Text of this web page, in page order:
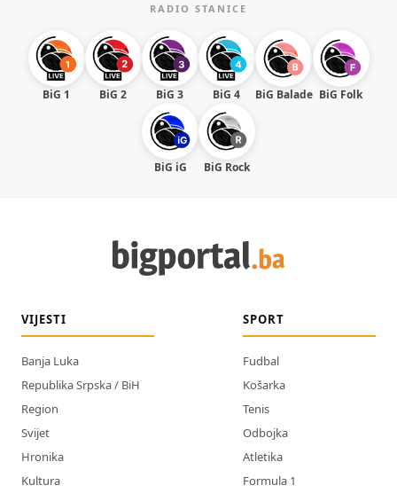
RADIO STANICE
BiG 1 BiG 2 BiG 3 BiG 4 BiG Balade BiG Folk
BiG iG BiG Rock
VIJESTI
Banja Luka
Republika Srpska / BiH
Region
Svijet
Hronika
Kultura
SPORT
Fudbal
Košarka
Tenis
Odbojka
Atletika
Formula 1